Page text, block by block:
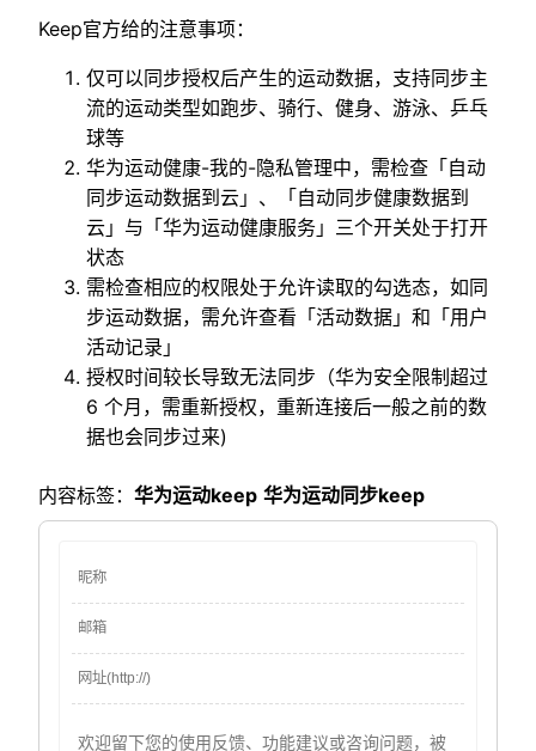
Keep官方给的注意事项：
仅可以同步授权后产生的运动数据，支持同步主
流的运动类型如跑步、骑行、健身、游泳、乒乓
球等
华为运动健康-我的-隐私管理中，需检查「自动
同步运动数据到云」、「自动同步健康数据到
云」与「华为运动健康服务」三个开关处于打开
状态
需检查相应的权限处于允许读取的勾选态，如同
步运动数据，需允许查看「活动数据」和「用户
活动记录」
授权时间较长导致无法同步（华为安全限制超过
6 个月，需重新授权，重新连接后一般之前的数
据也会同步过来)
内容标签： 华为运动keep 华为运动同步keep